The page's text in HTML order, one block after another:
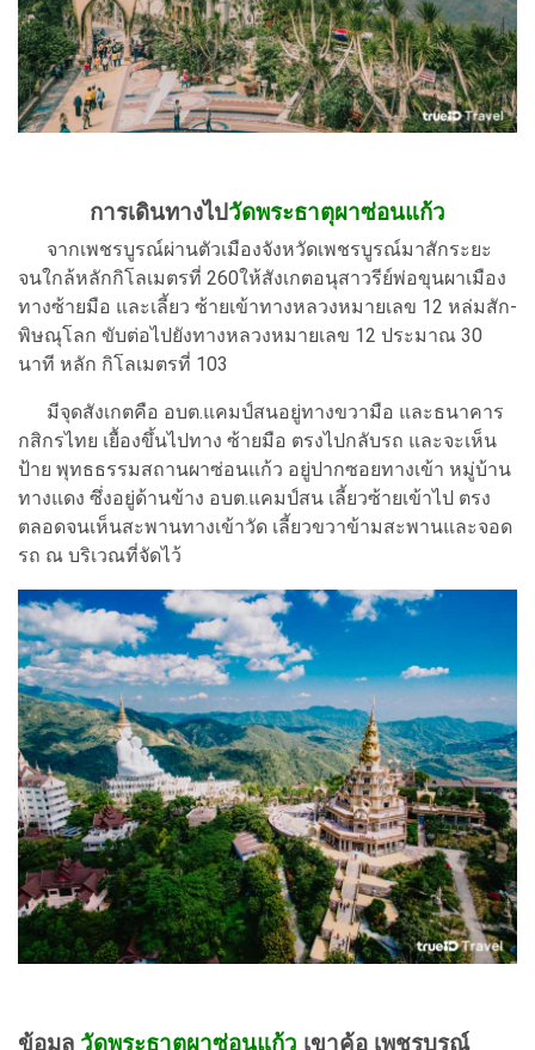
การเดินทางไปวัดพระธาตุผาซ่อนแก้ว
จากเพชรบูรณ์ผ่านตัวเมืองจังหวัดเพชรบูรณ์มาสักระยะ
จนใกล้หลักกิโลเมตรที่ 260ให้สังเกตอนุสาวรีย์พ่อขุนผาเมือง
ทางซ้ายมือ และเลี้ยว ซ้ายเข้าทางหลวงหมายเลข 12 หล่มสัก-
พิษณุโลก ขับต่อไปยังทางหลวงหมายเลข 12 ประมาณ 30
นาที หลัก กิโลเมตรที่ 103
มีจุดสังเกตคือ อบต.แคมป์สนอยู่ทางขวามือ และธนาคาร
กสิกรไทย เยื้องขึ้นไปทาง ซ้ายมือ ตรงไปกลับรถ และจะเห็น
ป้าย พุทธธรรมสถานผาซ่อนแก้ว อยู่ปากซอยทางเข้า หมู่บ้าน
ทางแดง ซึ่งอยู่ด้านข้าง อบต.แคมป์สน เลี้ยวซ้ายเข้าไป ตรง
ตลอดจนเห็นสะพานทางเข้าวัด เลี้ยวขวาข้ามสะพานและจอด
รถ ณ บริเวณที่จัดไว้
ข้อมูล วัดพระธาตุผาซ่อนแก้ว เขาค้อ เพชรบูรณ์